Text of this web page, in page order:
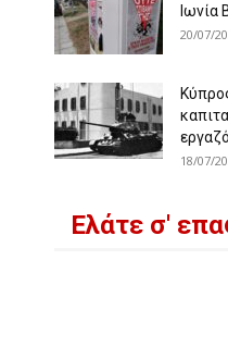
Ιωνία
20/07/
18/07/
Ελάτε σ'